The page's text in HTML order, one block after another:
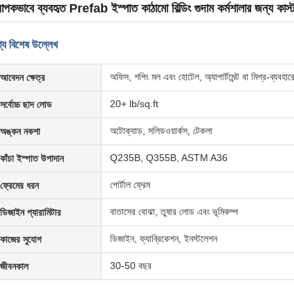
ব্যবহৃত Prefab ইস্পাত কাঠামো বিল্ডিং গুদাম কর্মশালার জন্য
বিশেষ উল্লেখ
আবেদন ক্ষেত্র অফিস, শপিং মল এবং হোটেল, অ্যাপার্টমেন্ট বা মিশ্র-
সর্বোচ্চ ছাদ লোড 20+ lb/sq.ft
অঙ্কন নকশা অটোক্যাড, সলিডওয়ার্কস, টেকলা
কাঁচা ইস্পাত উপাদান Q235B, Q355B, ASTM A36
ফ্রেমের ধরন পোর্টাল ফ্রেম
ডিজাইন প্যারামিটার বাতাসের বোঝা, তুষার লোড এবং ভূমিকম্প
কাজের সুযোগ ডিজাইন, ফ্যাব্রিকেশন, ইনস্টলেশন
জীবনকাল 30-50 বছর